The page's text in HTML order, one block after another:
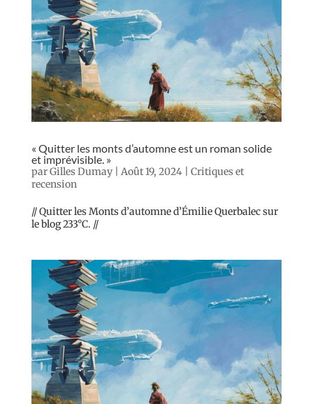
« Quitter les monts d’automne est un roman solide
et imprévisible. »
parGilles Dumay| Août 19, 2024| Critiques et
recension
// Quitter les Monts d’automne d’Émilie Querbalec sur
le blog 233°C. //